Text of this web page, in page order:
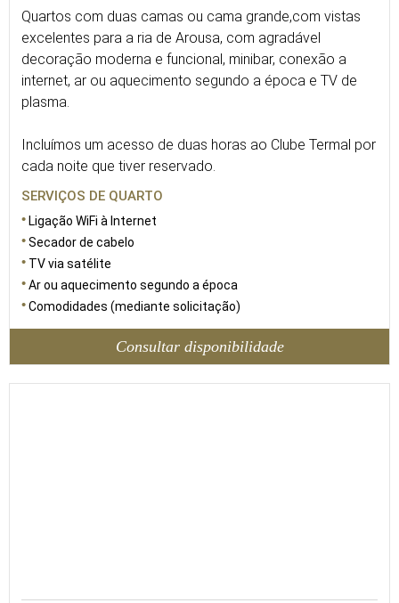
Quartos com duas camas ou cama grande,com vistas
excelentes para a ria de Arousa, com agradável
decoração moderna e funcional, minibar, conexão a
internet, ar ou aquecimento segundo a época e TV de
plasma.
Incluímos um acesso de duas horas ao Clube Termal por
cada noite que tiver reservado.
SERVIÇOS DE QUARTO
Ligação WiFi à Internet
Secador de cabelo
TV via satélite
Ar ou aquecimento segundo a época
Comodidades (mediante solicitação)
Consultar disponibilidade